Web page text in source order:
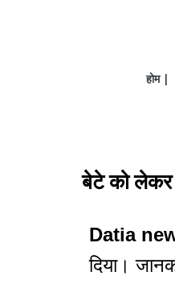
होम |
बेटे को लेकर
Datia
दिया।